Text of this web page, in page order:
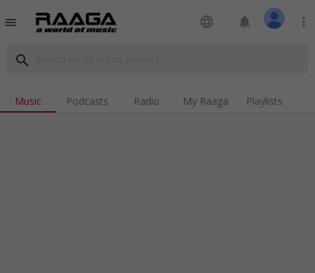
menu language notifications more_vert
search
Music Podcasts Radio My Raaga Playlists